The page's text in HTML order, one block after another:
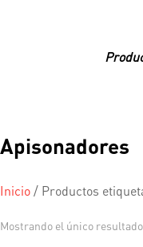
Apisonadores
Inicio / Productos
Mostrando el único resultado